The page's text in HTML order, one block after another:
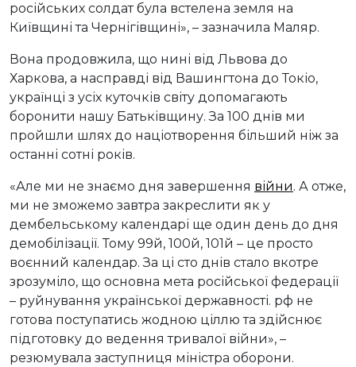
російських солдат була встелена земля на
Київщині та Чернігівщині», – зазначила Маляр.
Вона продовжила, що нині від Львова до
Харкова, а насправді від Вашингтона до Токіо,
українці з усіх куточків світу допомагають
боронити нашу Батьківщину. За 100 днів ми
пройшли шлях до націотворення більший ніж за
останні сотні років.
«Але ми не знаємо дня завершення війни. А отже,
ми не зможемо завтра закреслити як у
дембельському календарі ще один день до дня
демобілізації. Тому 99й, 100й, 101й – це просто
воєнний календар. За ці сто днів стало вкотре
зрозуміло, що основна мета російської федерації
– руйнування української державності. рф не
готова поступатись жодною ціллю та здійснює
підготовку до ведення тривалої війни», –
резюмувала заступниця міністра оборони.